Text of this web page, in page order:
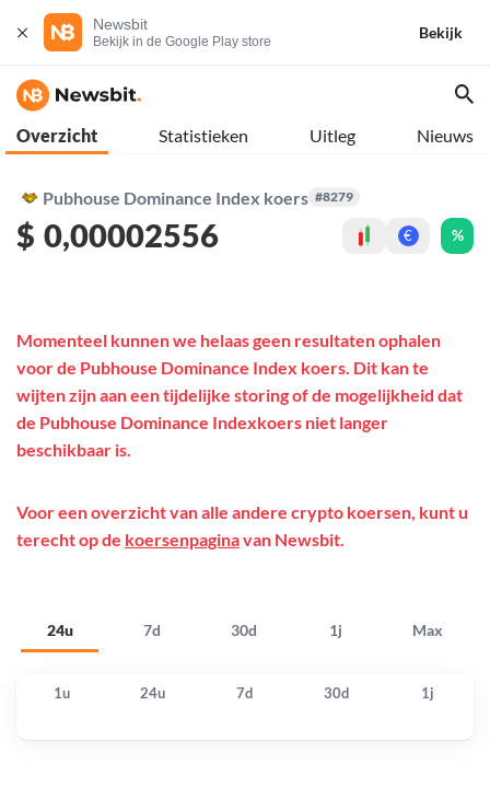
Newsbit
Bekijk in de Google Play store
Bekijk
Overzicht Statistieken Uitleg Nieuws
Pubhouse Dominance Index koers #8279
$ 0,00002556 € %
24u 7d 30d 1j Max
Momenteel kunnen we helaas geen resultaten ophalen
voor de Pubhouse Dominance Index koers. Dit kan te
wijten zijn aan een tijdelijke storing of de mogelijkheid dat
de Pubhouse Dominance Indexkoers niet langer
beschikbaar is.
Voor een overzicht van alle andere crypto koersen, kunt u
terecht op de koersenpaginavan Newsbit.
1u 24u 7d 30d 1j